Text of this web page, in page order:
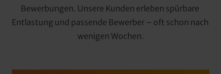
Bewerbungen. Unsere Kunden erleben spürbare
Entlastung und passende Bewerber – oft schon nach
wenigen Wochen.